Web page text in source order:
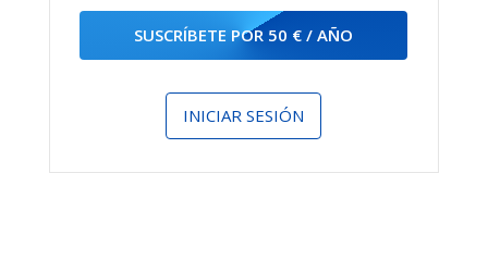
SUSCRÍBETE POR 50 € / AÑO
INICIAR SESIÓN